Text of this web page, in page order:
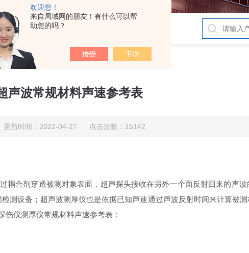
欢迎您！
来自局域网的朋友！有什么可以帮
助您的吗？
声波常规材料声速参考表
更新时间：2022-04-27 点击次数：15142
耦合剂穿透被测对象表面，超声探头接收在另外一个面反射回来的声
测设备；超声波测厚仪也是依据已知声速通过声波反射时间来计算被
伤仪测厚仪常规材料声速参考表：